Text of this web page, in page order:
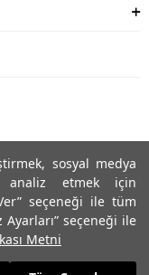
sosyal medya
analiz etmek için
seçeneği ile tüm
seçeneği ile
Metni
kullanılamaz